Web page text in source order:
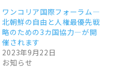
ワンコリア国際フォーラム―
北朝鮮の自由と人権最優先戦
略のための3カ国協力―が開
催されます
2023年9月22日
お知らせ